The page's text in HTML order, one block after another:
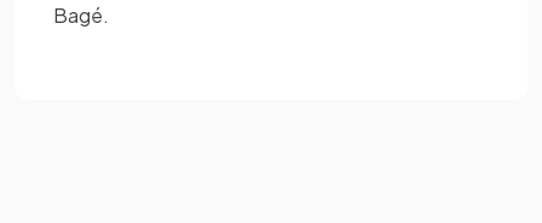
Bagé.